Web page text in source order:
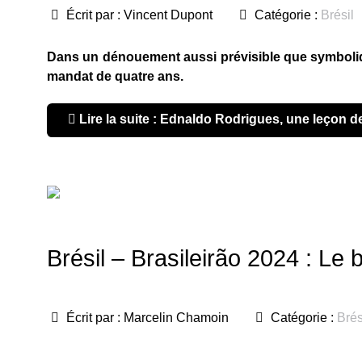
Écrit par : Vincent Dupont Catégorie : Brésil
Dans un dénouement aussi prévisible que
mandat de quatre ans.
Lire la suite : Ednaldo Rodrigues, une leçon
Brésil – Brasileirão 2024 : Le
Écrit par : Marcelin Chamoin Catégorie :